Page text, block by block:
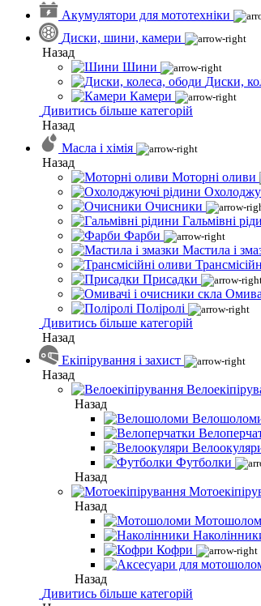
Акумулятори для мототехніки
Диски, шини, камери
Назад
Шини
Диски,
Камери
Дивитись більше категорій
Назад
Масла і хімія
Назад
Моторні оливи
Очисники
Гальмівні
Фарби
Мастила і
Присадки
Поліролі
Дивитись більше категорій
Назад
Екіпірування і захист
Назад
Назад
Футболки
Назад
Назад
Кофри
Назад
Дивитись більше категорій